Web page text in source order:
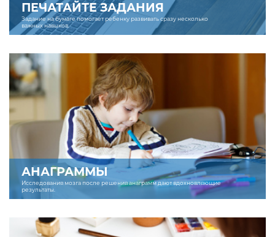
ПЕЧАТАЙТЕ ЗАДАНИЯ
Задание на бумаге помогает ребенку развивать сразу несколько
важных навыков.
АНАГРАММЫ
Исследования мозга после решения анаграмм дают вдохновляющие
результаты.